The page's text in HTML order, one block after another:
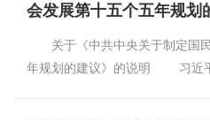
作局面。他将“医者仁心、医者担
入到肿瘤防治的发展事业之中。
一起重温首任院长苏璧泓“医”心
会发展第十五个五年规划
关于《中共中央关于制定国民
年规划的建议》的说明